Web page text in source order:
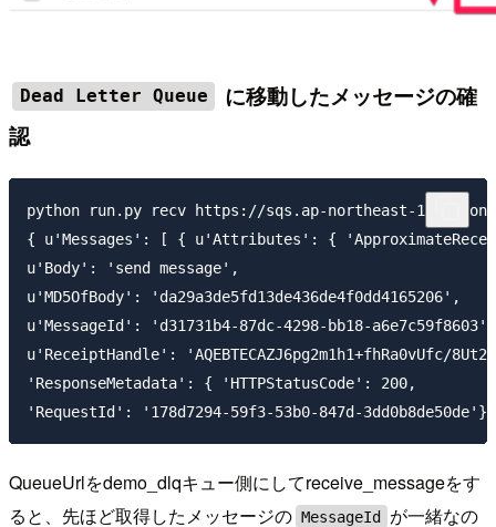
Dead Letter Queue
に移動したメッセージの確
認
python run.py recv https://sqs.ap-northeast-
{ u'Messages': [ { u'Attributes': {
u'Body': 'send message',
u'MD5OfBody': 'da29a3de5fd13de436de4f0dd4165206',
u'MessageId': 'd31731b4-87dc-4298-bb18-a6e7c59f8603',
u'ReceiptHandle': 'AQEBTECAZJ6pg2m1h1+fhRa0vUfc/
'ResponseMetadata': { 'HTTPStatusCode': 200,
QueueUrlをdemo_dlqキュー側にしてreceive_messageをす
ると、先ほど取得したメッセージの MessageId が一緒なの